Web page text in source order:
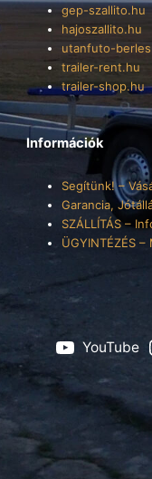
gep-szallito.hu
hajoszallito.hu
utanfuto-
trailer-rent.hu
trailer-shop.hu
Információk
Segítünk! –
Garancia,
SZÁLLÍTÁS –
ÜGYINTÉZÉS
YouTube